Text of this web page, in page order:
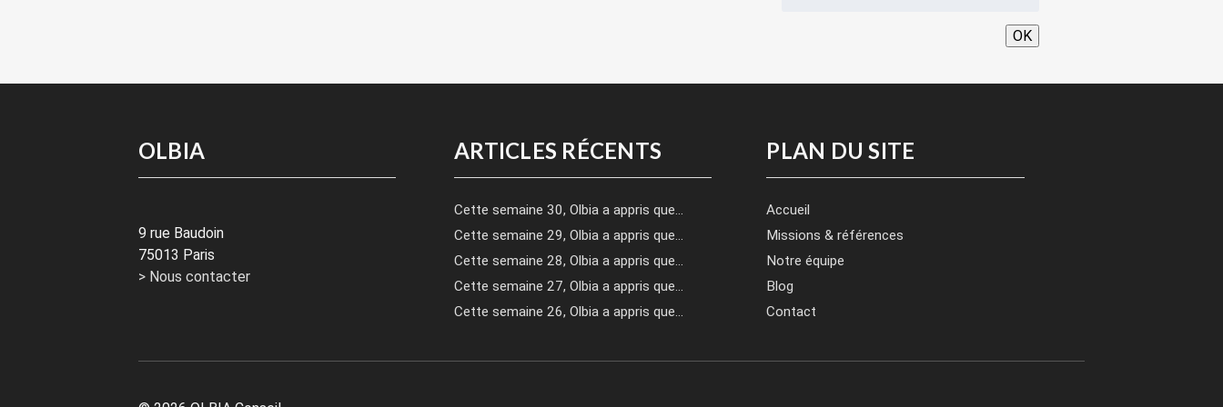
OK
OLBIA
9 rue Baudoin
75013 Paris
> Nous contacter
ARTICLES RÉCENTS
Cette semaine 30, Olbia a appris que…
Cette semaine 29, Olbia a appris que…
Cette semaine 28, Olbia a appris que…
Cette semaine 27, Olbia a appris que…
Cette semaine 26, Olbia a appris que…
PLAN DU SITE
Accueil
Missions & références
Notre équipe
Blog
Contact